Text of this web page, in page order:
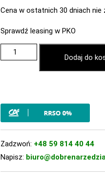
Cena w ostatnich 30 dniach nie
Sprawdź leasing w PKO
Dodaj do
Zadzwoń: +48 59 814 40 44
Napisz: